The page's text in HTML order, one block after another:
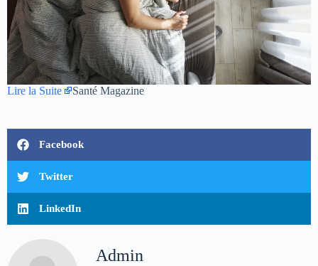
Lire la Suite Santé Magazine
Facebook
Twitter
LinkedIn
Admin